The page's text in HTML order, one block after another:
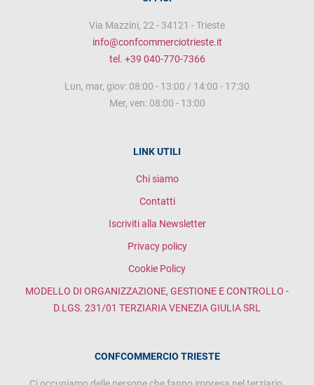
Via Mazzini, 22 - 34121 - Trieste
info@confcommerciotrieste.it
tel. +39 040-770-7366
Lun, mar, giov: 08:00 - 13:00 / 14:00 - 17:30
Mer, ven: 08:00 - 13:00
LINK UTILI
Chi siamo
Contatti
Iscriviti alla Newsletter
Privacy policy
Cookie Policy
MODELLO DI ORGANIZZAZIONE, GESTIONE E CONTROLLO -
D.LGS. 231/01 TERZIARIA VENEZIA GIULIA SRL
CONFCOMMERCIO TRIESTE